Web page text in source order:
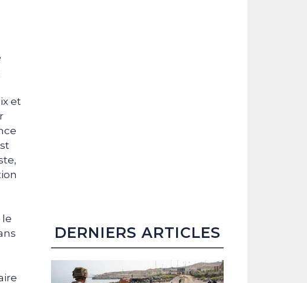
et
le
DERNIERS ARTICLES